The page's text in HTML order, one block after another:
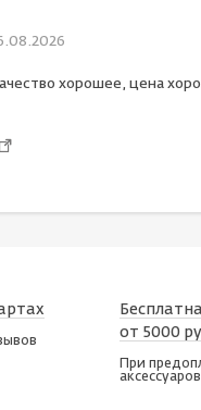
хорошее, цена
от 5000
При
аксессуаров